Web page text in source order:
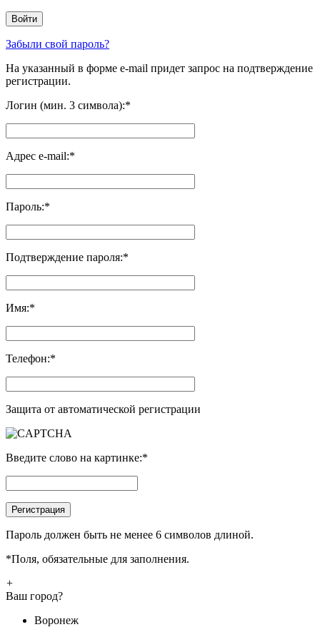
Забыли свой пароль?
На указанный в форме e-mail придет запрос на подтверждение
регистрации.
Логин (мин. 3 символа):*
Адрес e-mail:*
Пароль:*
Подтверждение пароля:*
Имя:*
Телефон:*
Защита от автоматической регистрации
Введите слово на картинке:*
Пароль должен быть не менее 6 символов длиной.
*Поля, обязательные для заполнения.
+
Ваш город?
Воронеж